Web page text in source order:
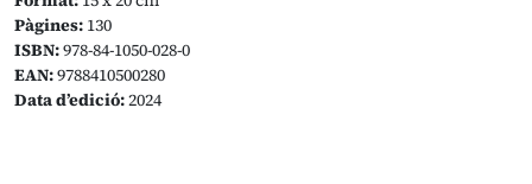
Pàgines: 130
ISBN:978-84-1050-028-0
EAN:9788410500280
Data d’edició:2024